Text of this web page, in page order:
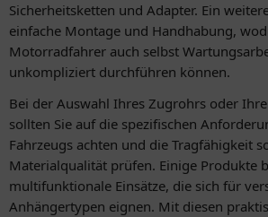
Sicherheitsketten und Adapter. Ein
einfache Montage und Handhabung,
Motorradfahrer auch selbst
unkompliziert durchführen können.
Bei der Auswahl Ihres Zugrohrs oder
sollten Sie auf die spezifischen
Fahrzeugs achten und die Tragfähigkeit
Materialqualität prüfen. Einige Produkte
multifunktionale Einsätze, die sich für
Anhängertypen eignen. Mit diesen